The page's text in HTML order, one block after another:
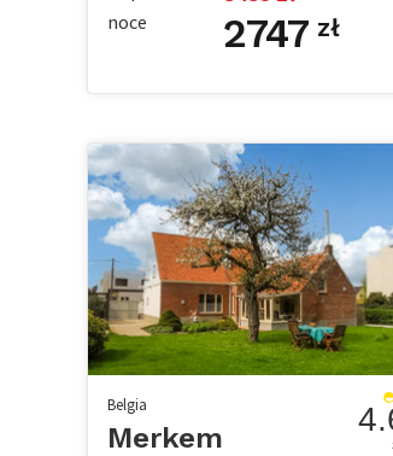
noce
2747 zł
Belgia
Merkem